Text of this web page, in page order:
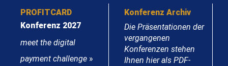
PROFITCARD
Konferenz 2027
meet the digital
payment challenge »
Konferenz Archiv
Die Präsentationen der
vergangenen
Konferenzen stehen
Ihnen hier als PDF-